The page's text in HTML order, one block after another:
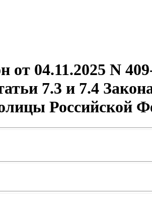
от 04.11.2025 N
7.3 и 7.4
Российской